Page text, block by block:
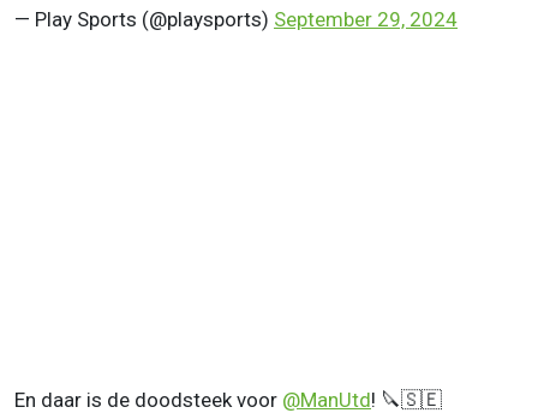
— Play Sports (@playsports) September 29, 2024
En daar is de doodsteek voor @ManUtd! 🔪🇸🇪